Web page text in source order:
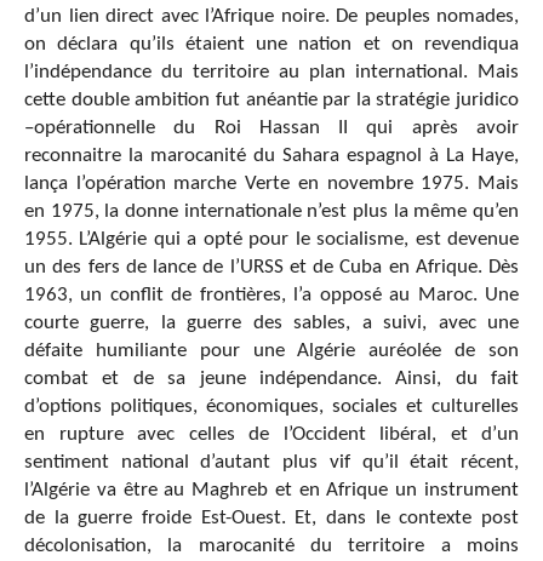
d’un lien direct avec l’Afrique noire. De peuples nomades,
on déclara qu’ils étaient une nation et on revendiqua
l’indépendance du territoire au plan international. Mais
cette double ambition fut anéantie par la stratégie juridico
–opérationnelle du Roi Hassan II qui après avoir
reconnaitre la marocanité du Sahara espagnol à La Haye,
lança l’opération marche Verte en novembre 1975. Mais
en 1975, la donne internationale n’est plus la même qu’en
1955. L’Algérie qui a opté pour le socialisme, est devenue
un des fers de lance de l’URSS et de Cuba en Afrique. Dès
1963, un conflit de frontières, l’a opposé au Maroc. Une
courte guerre, la guerre des sables, a suivi, avec une
défaite humiliante pour une Algérie auréolée de son
combat et de sa jeune indépendance. Ainsi, du fait
d’options politiques, économiques, sociales et culturelles
en rupture avec celles de l’Occident libéral, et d’un
sentiment national d’autant plus vif qu’il était récent,
l’Algérie va être au Maghreb et en Afrique un instrument
de la guerre froide Est-Ouest. Et, dans le contexte post
décolonisation, la marocanité du territoire a moins